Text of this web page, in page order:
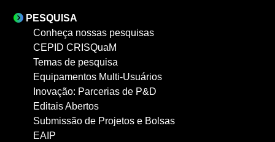
PESQUISA
Conheça nossas pesquisas
CEPID CRISQuaM
Temas de pesquisa
Equipamentos Multi-Usuários
Inovação: Parcerias de P&D
Editais Abertos
Submissão de Projetos e Bolsas
EAIP